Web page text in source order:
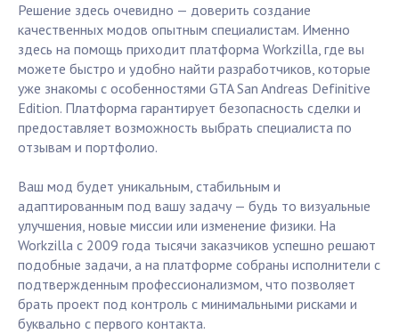
Решение здесь очевидно — доверить создание
качественных модов опытным специалистам. Именно
здесь на помощь приходит платформа Workzilla, где вы
можете быстро и удобно найти разработчиков, которые
уже знакомы с особенностями GTA San Andreas Definitive
Edition. Платформа гарантирует безопасность сделки и
предоставляет возможность выбрать специалиста по
отзывам и портфолио.
Ваш мод будет уникальным, стабильным и
адаптированным под вашу задачу — будь то визуальные
улучшения, новые миссии или изменение физики. На
Workzilla с 2009 года тысячи заказчиков успешно решают
подобные задачи, а на платформе собраны исполнители с
подтвержденным профессионализмом, что позволяет
брать проект под контроль с минимальными рисками и
буквально с первого контакта.